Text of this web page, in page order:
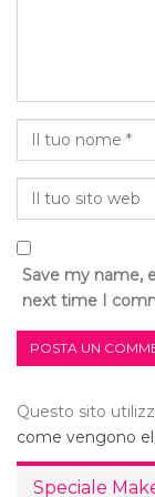
Save my name,
next time I
Questo sito
come vengono
Speciale